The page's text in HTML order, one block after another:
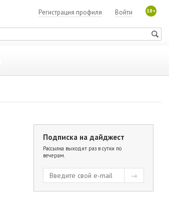
18+
Войти
Регистрация профиля
Подписка на дайджест
Рассылка выходит раз в сутки по
вечерам.